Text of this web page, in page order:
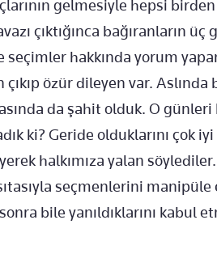
gelmesiyle hepsi
çıktığınca bağıranların
seçimler hakkında yorum
özür dileyen var.
da şahit olduk. O
ki? Geride olduklarını çok
halkımıza yalan
seçmenlerini manipüle
bile yanıldıklarını kabul